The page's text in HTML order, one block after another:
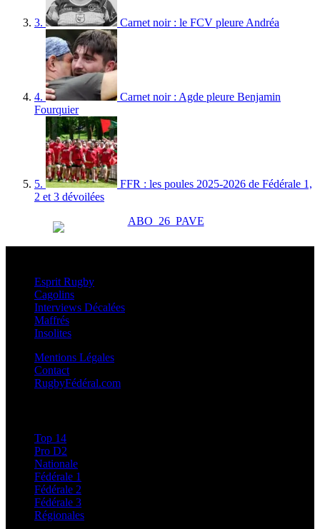
3. Carnet noir : le FCV pleure Andréa
4.
Carnet noir : Agde pleure Benjamin
Fourquier
5.
FFR : les poules 2025-2026 de Fédérale 1,
2 et 3 dévoilées
Esprit Rugby
Cagolins
Interviews Décalées
Maffrés
Insolites
Mentions Légales
Contact
RugbyFédéral.com
Top 14
Pro D2
Nationale
Fédérale 1
Fédérale 2
Fédérale 3
Régionales